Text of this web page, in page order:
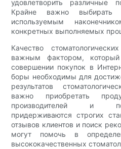
удовлетворить различные
Крайне важно
используемым
конкретных выполняемых
Качество
важным фактором,
совершении покупок в
боры необходимы для
результатов
важно приобретать
производителей и
придерживаются строгих
отзывов клиентов и поиск
могут помочь в
высококачественных